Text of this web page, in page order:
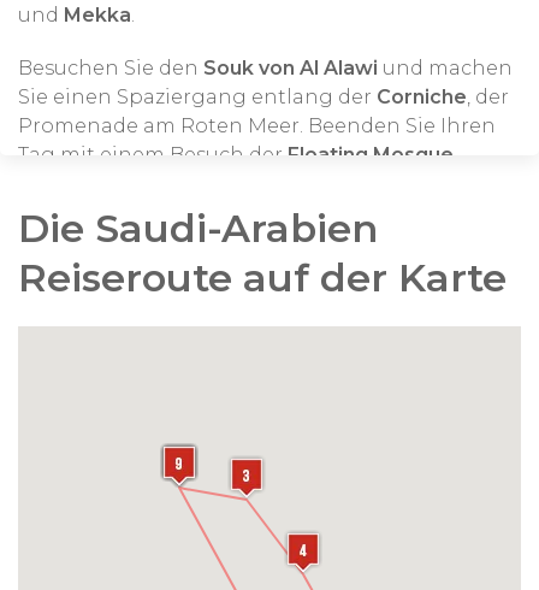
und Mekka.
Besuchen Sie den Souk von Al Alawi und machen
Sie einen Spaziergang entlang der Corniche, der
Promenade am Roten Meer. Beenden Sie Ihren
Tag mit einem Besuch der Floating Mosque
architektonischen Wunder, das direkt am Meer
liegt und Jeddahs mutigen Sprung in die
Moderne symbolisiert. Die Moschee ist an einem
wunderschönen Standort erbaut und bietet vom
Innenhof einen ungehinderten Blick auf das
Die Saudi-Arabien
Reiseroute auf der Karte